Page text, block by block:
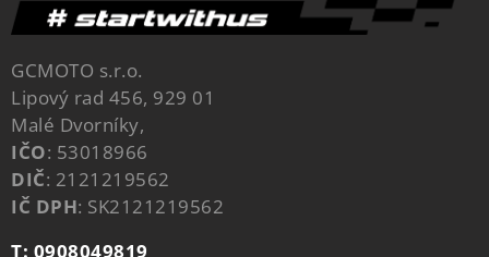
GCMOTO s.r.o.
Lipový rad 456, 929 01
Malé Dvorníky,
IČO: 53018966
DIČ: 2121219562
IČ DPH: SK2121219562
T: 0908049819